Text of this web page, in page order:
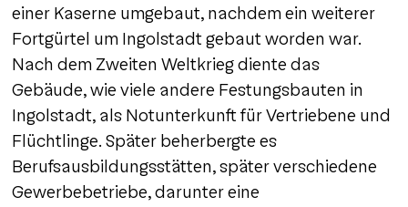
einer Kaserne umgebaut, nachdem ein weiterer
Fortgürtel um Ingolstadt gebaut worden war.
Nach dem Zweiten Weltkrieg diente das
Gebäude, wie viele andere Festungsbauten in
Ingolstadt, als Notunterkunft für Vertriebene und
Flüchtlinge. Später beherbergte es
Berufsausbildungsstätten, später verschiedene
Gewerbebetriebe, darunter eine